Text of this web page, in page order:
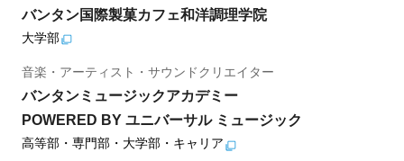
バンタン国際製菓カフェ和洋調理学院
大学部
音楽・アーティスト・サウンドクリエイター
バンタンミュージックアカデミー
POWERED BY ユニバーサル ミュージック
高等部・専門部・大学部・キャリア